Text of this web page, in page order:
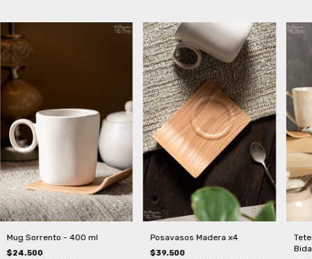
Mug Sorrento - 400 ml
$24.500
Posavasos Madera x4
$39.500